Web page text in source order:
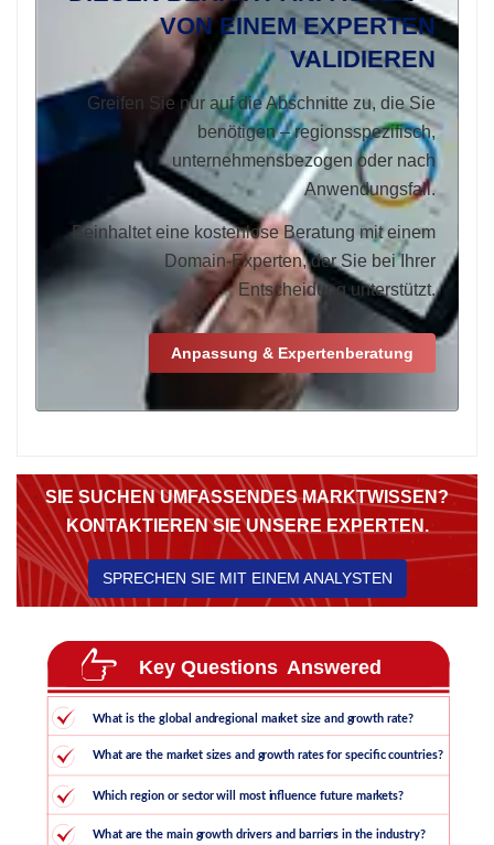
VON EINEM EXPERTEN
VALIDIEREN
Greifen Sie nur auf die Abschnitte zu, die Sie
benötigen – regionsspezifisch,
unternehmensbezogen oder nach
Anwendungsfall.
Beinhaltet eine kostenlose Beratung mit einem
Domain-Experten, der Sie bei Ihrer
Entscheidung unterstützt.
Anpassung & Expertenberatung
SIE SUCHEN UMFASSENDES MARKTWISSEN?
KONTAKTIEREN SIE UNSERE EXPERTEN.
SPRECHEN SIE MIT EINEM ANALYSTEN